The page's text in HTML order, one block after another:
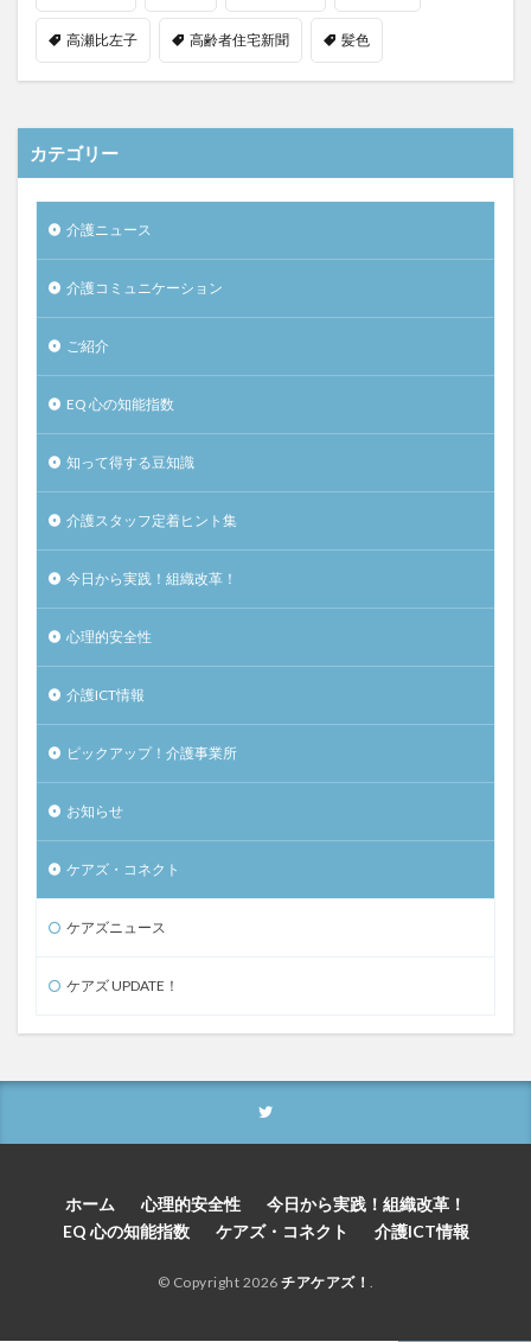
高瀬比左子 高齢者住宅新聞 髪色
カテゴリー
介護ニュース
介護コミュニケーション
ご紹介
EQ 心の知能指数
知って得する豆知識
介護スタッフ定着ヒント集
今日から実践！組織改革！
心理的安全性
介護ICT情報
ピックアップ！介護事業所
お知らせ
ケアズ・コネクト
ケアズニュース
ケアズ UPDATE！
ホーム 心理的安全性
今日から実践！組織改革！
EQ 心の知能指数
ケアズ・コネクト 介護ICT情報
© Copyright 2026 チアケアズ！ .